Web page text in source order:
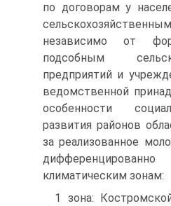
по договорам у
независимо от
подсобным
предприятий и
ведомственной
особенности
развития районов
за реализованное
климатическим зонам:
1 зона: